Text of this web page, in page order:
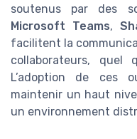
soutenus par des
Microsoft Teams,
facilitent la
collaborateurs,
L’adoption de ces
maintenir un haut
un environnement